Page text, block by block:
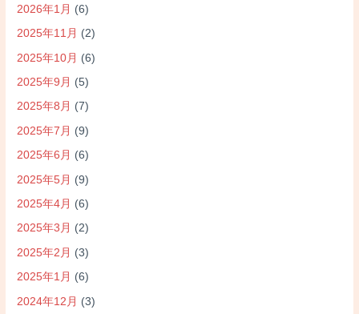
2026年1月 (6)
2025年11月 (2)
2025年10月 (6)
2025年9月 (5)
2025年8月 (7)
2025年7月 (9)
2025年6月 (6)
2025年5月 (9)
2025年4月 (6)
2025年3月 (2)
2025年2月 (3)
2025年1月 (6)
2024年12月 (3)